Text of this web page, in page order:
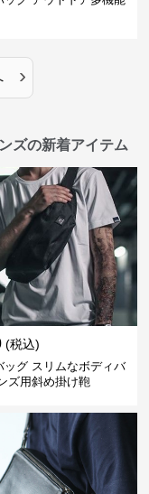
›
ズの新着アイテム
(税込)
ッグ スリムなボディバ
ズ用斜め掛け鞄